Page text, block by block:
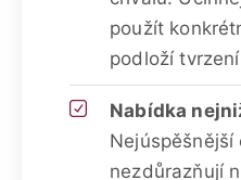
použít
podloží
Nabídka
Nejúspěšnější
nezdůrazňují